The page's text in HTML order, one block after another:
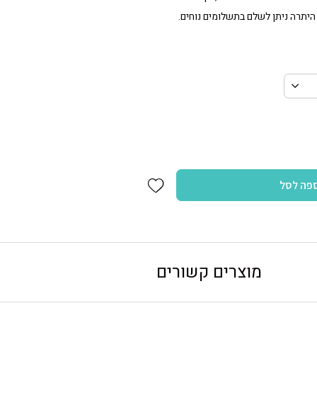
ניתן לשלם בתשלומים נוחים.
לסל Add wishlist
מוצרים קשורים